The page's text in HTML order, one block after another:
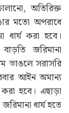
অতিরিক্ত
মতো অপরাধে
করা হবে।
জরিমানা
ভাঙলে সরাসরি
আইন অমান্য
হবে। এছাড়া
ধার্য হতে